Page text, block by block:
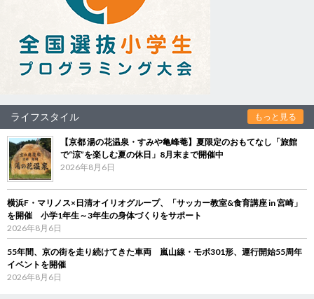
ライフスタイル もっと見る
【京都 湯の花温泉・すみや亀峰菴】夏限定のおもてなし「旅館
で“涼”を楽しむ夏の休日」8月末まで開催中
2026年8月6日
横浜F・マリノス×日清オイリオグループ、「サッカー教室&食育講座 in 宮崎」
を開催 小学1年生～3年生の身体づくりをサポート
2026年8月6日
55年間、京の街を走り続けてきた車両 嵐山線・モボ301形、運行開始55周年
イベントを開催
2026年8月6日